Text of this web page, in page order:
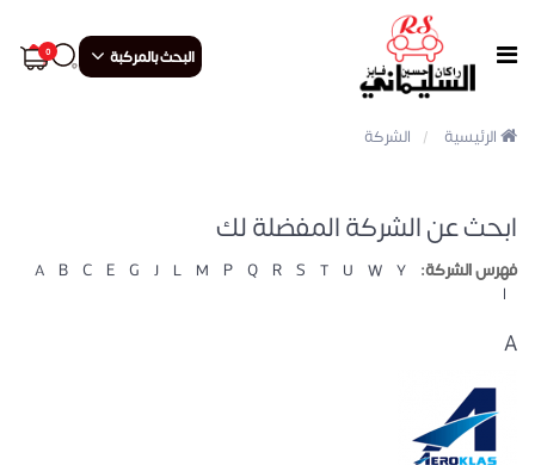
البحث بالمركبة 0
الرئيسية الشركة
ابحث عن الشركة المفضلة لك
فهرس الشركة: A B C E G J L M P Q R S T U W Y
ا
A